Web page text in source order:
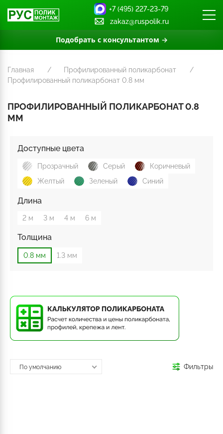
Подобрать с консультантом →
+7 (495) 227-23-79
zakaz@ruspolik.ru
Главная
Профилированный поликарбонат
Профилированный поликарбонат 0.8 мм
ПРОФИЛИРОВАННЫЙ ПОЛИКАРБОНАТ 0.8
ММ
Доступные цвета
Прозрачный Серый
Коричневый
Желтый
Зеленый Синий
Длина
2 м 3 м 4 м 6 м
Толщина
0.8 мм 1.3 мм
По умолчанию Фильтры